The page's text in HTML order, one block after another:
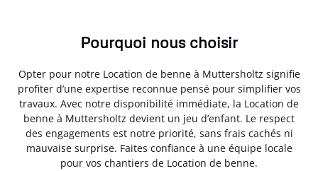
Pourquoi nous choisir
Opter pour notre Location de benne à Muttersholtz signifie
profiter d’une expertise reconnue pensé pour simplifier vos
travaux. Avec notre disponibilité immédiate, la Location de
benne à Muttersholtz devient un jeu d’enfant. Le respect
des engagements est notre priorité, sans frais cachés ni
mauvaise surprise. Faites confiance à une équipe locale
pour vos chantiers de Location de benne.